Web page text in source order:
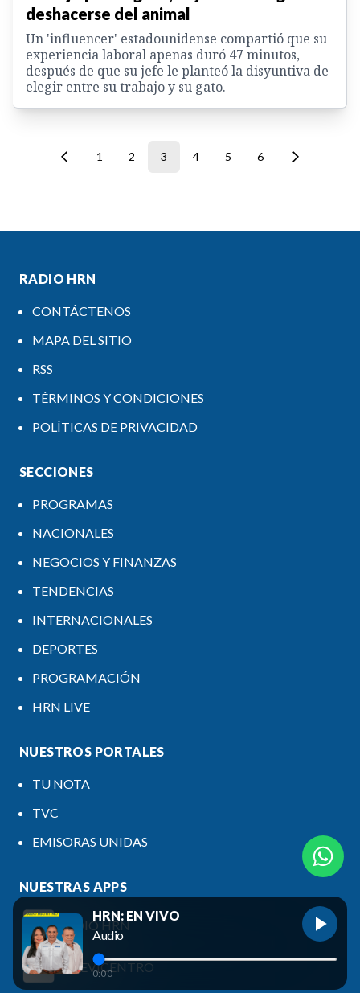
deshacerse del animal
Un 'influencer' estadounidense compartió que su
experiencia laboral apenas duró 47 minutos,
después de que su jefe le planteó la disyuntiva de
elegir entre su trabajo y su gato.
1 2 3 4 5 6
RADIO HRN
CONTÁCTENOS
MAPA DEL SITIO
RSS
TÉRMINOS Y CONDICIONES
POLÍTICAS DE PRIVACIDAD
SECCIONES
PROGRAMAS
NACIONALES
NEGOCIOS Y FINANZAS
TENDENCIAS
INTERNACIONALES
DEPORTES
PROGRAMACIÓN
HRN LIVE
NUESTROS PORTALES
TU NOTA
TVC
EMISORAS UNIDAS
NUESTRAS APPS
RADIO HRN
TELEVICENTRO
HRN: EN VIVO
Audio
0:00